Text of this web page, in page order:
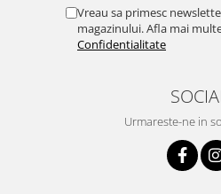
Vreau sa primesc
magazinului. Afla mai
Confidentialitate
Urmareste-ne in